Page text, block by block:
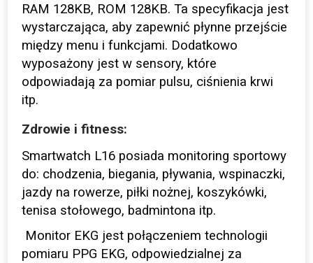
RAM 128KB, ROM 128KB. Ta specyfikacja jest
wystarczająca, aby zapewnić płynne przejście
między menu i funkcjami. Dodatkowo
wyposażony jest w sensory, które
odpowiadają za pomiar pulsu, ciśnienia krwi
itp.
Zdrowie i fitness:
Smartwatch L16 posiada monitoring sportowy
do: chodzenia, biegania, pływania, wspinaczki,
jazdy na rowerze, piłki nożnej, koszykówki,
tenisa stołowego, badmintona itp.
Monitor EKG jest połączeniem technologii
pomiaru PPG EKG, odpowiedzialnej za